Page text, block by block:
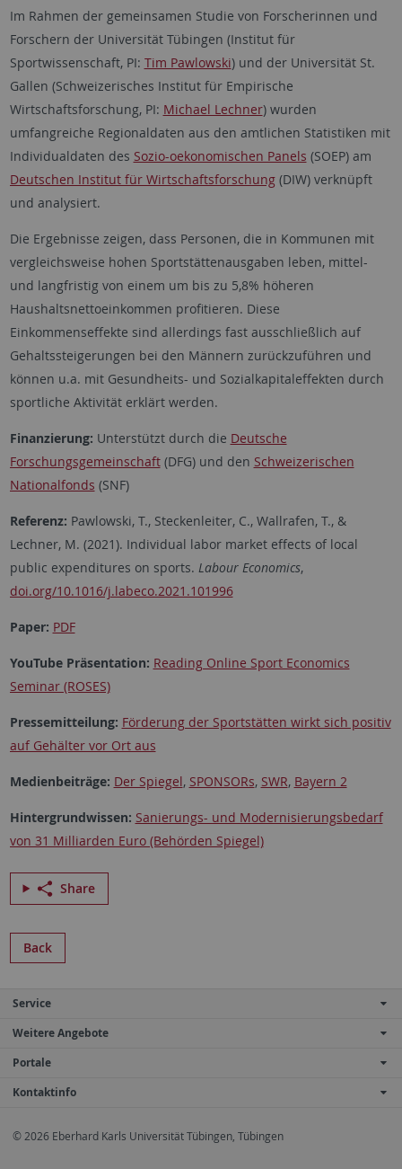
Im Rahmen der gemeinsamen Studie von Forscherinnen und
Forschern der Universität Tübingen (Institut für
Sportwissenschaft, PI: Tim Pawlowski) und der Universität St.
Gallen (Schweizerisches Institut für Empirische
Wirtschaftsforschung, PI: Michael Lechner) wurden
umfangreiche Regionaldaten aus den amtlichen Statistiken mit
Individualdaten des Sozio-oekonomischen Panels (SOEP) am
Deutschen Institut für Wirtschaftsforschung(DIW) verknüpft
und analysiert.
Die Ergebnisse zeigen, dass Personen, die in Kommunen mit
vergleichsweise hohen Sportstättenausgaben leben, mittel-
und langfristig von einem um bis zu 5,8% höheren
Haushaltsnettoeinkommen profitieren. Diese
Einkommenseffekte sind allerdings fast ausschließlich auf
Gehaltssteigerungen bei den Männern zurückzuführen und
können u.a. mit Gesundheits- und Sozialkapitaleffekten durch
sportliche Aktivität erklärt werden.
Finanzierung: Unterstützt durch die Deutsche
Forschungsgemeinschaft(DFG) und den Schweizerischen
Nationalfonds (SNF)
Referenz: Pawlowski, T., Steckenleiter, C., Wallrafen, T., &
Lechner, M. (2021). Individual labor market effects of local
public expenditures on sports. Labour Economics,
doi.org/10.1016/j.labeco.2021.101996
Paper: PDF
YouTube Präsentation: Reading Online Sport Economics
Seminar (ROSES)
Pressemitteilung: Förderung der Sportstätten wirkt sich positiv
auf Gehälter vor Ort aus
Medienbeiträge: Der Spiegel, SPONSORs, SWR, Bayern 2
Hintergrundwissen: Sanierungs- und Modernisierungsbedarf
von 31 Milliarden Euro (Behörden Spiegel)
Share
Back
Service
Weitere Angebote
Portale
Kontaktinfo
© 2026 Eberhard Karls Universität Tübingen, Tübingen